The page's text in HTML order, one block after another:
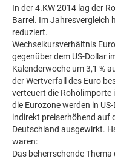
In der 4.KW 2014 lag der
Barrel. Im Jahresvergleich
reduziert.
Wechselkursverhältnis
gegenüber dem US-Dollar
Kalenderwoche um 3,1 %
der Wertverfall des Euro
verteuert die Rohölimporte
die Eurozone werden in
indirekt preiserhöhend auf
Deutschland ausgewirkt.
waren:
Das beherrschende